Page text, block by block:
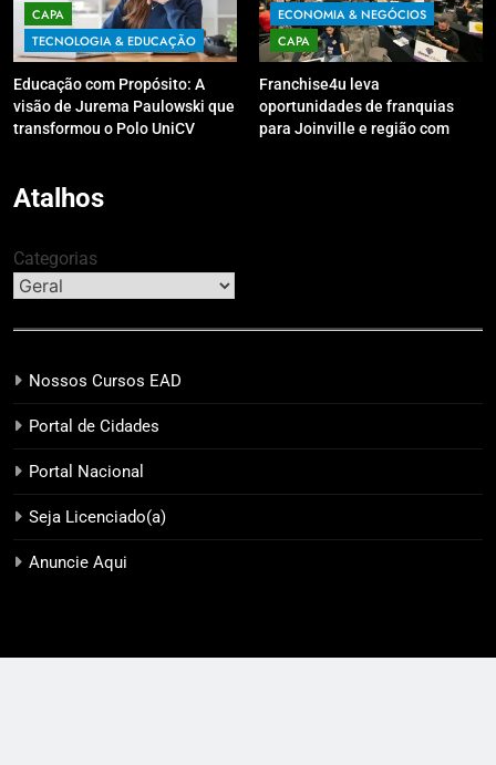
CAPA
TECNOLOGIA & EDUCAÇÃO
Educação com Propósito: A
visão de Jurema Paulowski que
transformou o Polo UniCV
ECONOMIA & NEGÓCIOS
CAPA
Franchise4u leva
oportunidades de franquias
para Joinville e região com
Atalhos
Categorias
Nossos Cursos EAD
Portal de Cidades
Portal Nacional
Seja Licenciado(a)
Anuncie Aqui